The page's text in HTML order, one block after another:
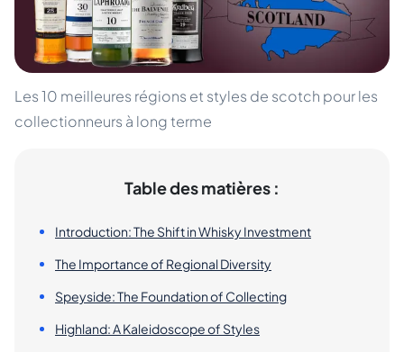
Les 10 meilleures régions et styles de scotch pour les
collectionneurs à long terme
Table des matières :
Introduction: The Shift in Whisky Investment
The Importance of Regional Diversity
Speyside: The Foundation of Collecting
Highland: A Kaleidoscope of Styles